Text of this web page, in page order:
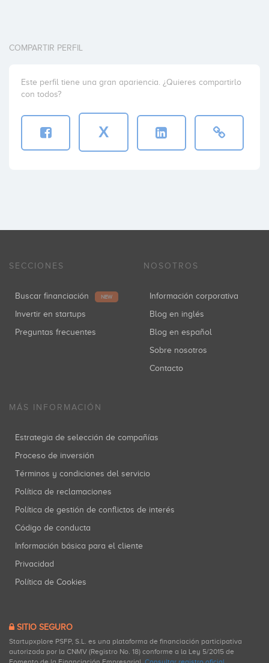
COMPARTIR PERFIL
Este perfil tiene una gran apariencia. ¿Quieres compartirlo
con todos?
X
SECCIONES
Buscar financiación NEW
Invertir en startups
Preguntas frecuentes
NOSOTROS
Información corporativa
Blog en inglés
Blog en español
Sobre nosotros
Contacto
MÁS INFORMACIÓN
Estrategia de selección de compañías
Proceso de inversión
Términos y condiciones del servicio
Política de reclamaciones
Política de gestión de conflictos de interés
Código de conducta
Información básica para el cliente
Privacidad
Política de Cookies
SITIO SEGURO
Startupxplore PSFP, S.L. es una plataforma de financiación participativa
autorizada por la CNMV (Registro No. 18) conforme a la Ley 5/2015 de